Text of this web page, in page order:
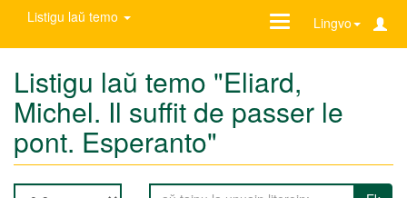
Listigu laŭ temo Lingvo
Ŝanĝu
Listigu laŭ temo "Eliard,
Michel. Il suffit de passer le
pont. Esperanto"